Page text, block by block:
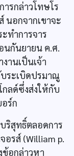
รกล่าวโทษโร
นอกจากเขาจะ
ทำการจาร
นกันยายน ค.ศ.
านเป็นเจ้า
ระเบิดปรมาณู
กลด์ซึ่งส่งให้กับ
ร์ก
ริสุทธิ์ตลอดการ
อรส์ (William p.
ข้อกล่าวหา